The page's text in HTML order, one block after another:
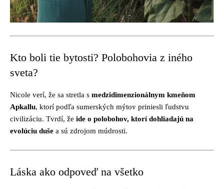
Kto boli tie bytosti? Polobohovia z iného
sveta?
Nicole verí, že sa stretla s medzidimenzionálnym kmeňom
Apkallu, ktorí podľa sumerských mýtov priniesli ľudstvu
civilizáciu. Tvrdí, že ide o polobohov, ktorí dohliadajú na
evolúciu duše a sú zdrojom múdrosti.
Láska ako odpoveď na všetko